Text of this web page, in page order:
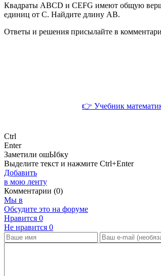
Квадраты ABCD и CEFG имеют общую
единиц от C. Найдите длину AB.
Ответы и решения присылайте в
👉 Учебник
Ctrl
Enter
Заметили ошЫбку
Выделите текст и нажмите Ctrl+Enter
Добавить
в мою ленту
Комментарии (0)
Мы в
Обсудите это на форуме
Нравится 0
Не нравится 0